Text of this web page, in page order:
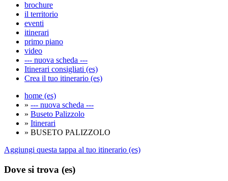
brochure
il territorio
eventi
itinerari
primo piano
video
--- nuova scheda ---
Itinerari consigliati (es)
Crea il tuo itinerario (es)
home (es)
» --- nuova scheda ---
» Buseto Palizzolo
» Itinerari
» BUSETO PALIZZOLO
Aggiungi questa tappa al tuo itinerario (es)
Dove si trova (es)